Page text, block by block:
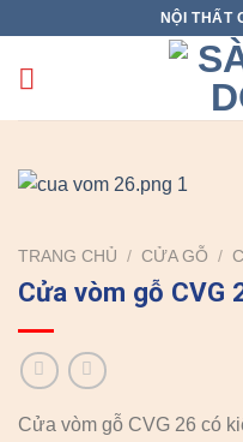
content
NỘI THẤT
TRANG CHỦ / CỬA GỖ /
Cửa vòm gỗ CVG
Cửa vòm gỗ CVG 26 có